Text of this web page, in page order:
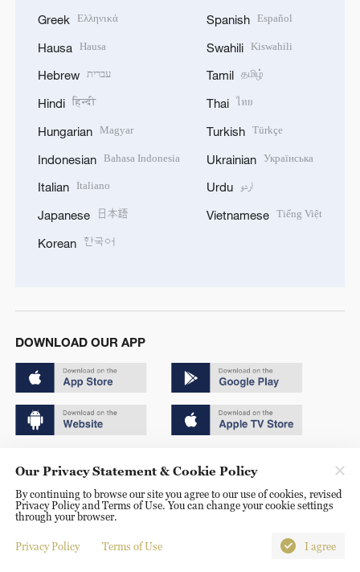
Greek Ελληνικά
Hausa Hausa
Hebrew עברית
Hindi हिन्दी
Hungarian Magyar
Indonesian Bahasa Indonesia
Italian Italiano
Japanese 日本語
Korean 한국어
Spanish Español
Swahili Kiswahili
Tamil தமிழ்
Thai ไทย
Turkish Türkçe
Ukrainian Українська
Urdu اردو
Vietnamese Tiếng Việt
DOWNLOAD OUR APP
京ICP备20000184号
京公网安备 11010502050052号
Disinformation report hotline: 010-85061466
Our Privacy Statement & Cookie Policy
By continuing to browse our site you agree to our use of cookies, revised
Privacy Policy and Terms of Use. You can change your cookie settings
through your browser.
Privacy Policy Terms of Use I agree